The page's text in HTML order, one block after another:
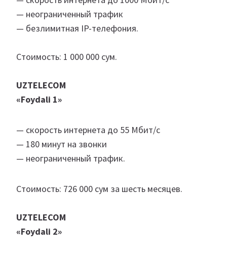
— неограниченный трафик
— безлимитная IP-телефония.
Стоимость: 1 000 000 сум.
UZTELECOM
«Foydali 1»
— скорость интернета до 55 Мбит/с
— 180 минут на звонки
— неограниченный трафик.
Стоимость: 726 000 сум за шесть месяцев.
UZTELECOM
«Foydali 2»